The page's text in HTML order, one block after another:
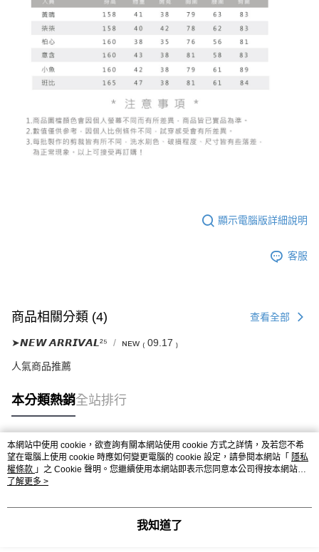
顯示電腦版詳細說明
客服
商品相關分類 (4) 查看全部
➤𝙉𝙀𝙒 𝘼𝙍𝙍𝙄𝙑𝘼𝙇²⁵ ɴᴇᴡ ₍ 09.17 ₎
人氣商品推薦
本分類熱銷全站排行
熱門標籤
本網站中使用 cookie，欲查詢有關本網站使用 cookie 方式之詳情，及若您不希
望在電腦上使用 cookie 時應如何變更電腦的 cookie 設定，請參閱本網站「 隱私
權條款 」之 Cookie 聲明。您繼續使用本網站即表示您同意本公司得按本網站使
用條款之 Cookie 聲明使用 cookie。
了解更多 >
我知道了